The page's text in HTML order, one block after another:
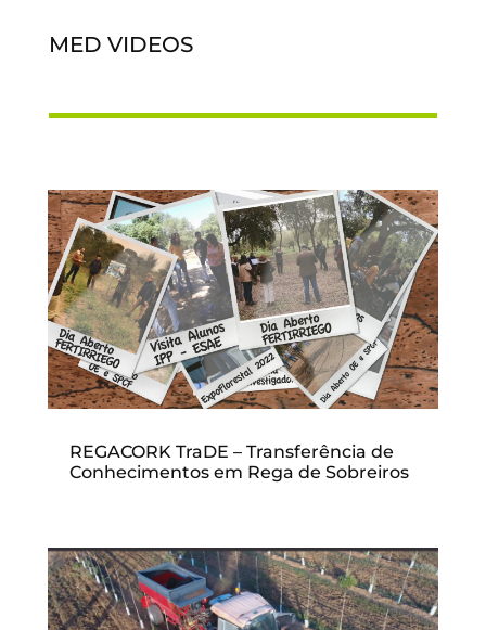
MED VIDEOS
REGACORK TraDE – Transferência de
Conhecimentos em Rega de Sobreiros